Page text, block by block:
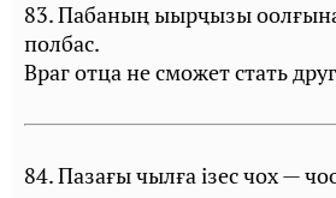
83. Пабаның ыырҷызы
полбас.
Враг отца не сможет стать
84. Пазағы чылға iзес чох —